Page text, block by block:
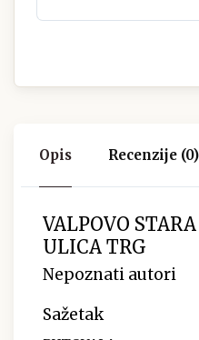
Opis Recenzije (0)
VALPOVO
ULICA TRG
Nepoznati autori
Sažetak